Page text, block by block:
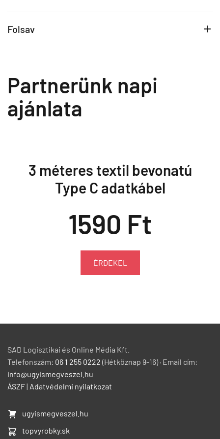
Folsav
Partnerünk napi
ajánlata
3 méteres textil bevonatú
Type C adatkábel
1590 Ft
ÉRDEKEL
SAD Logisztikai és Online Média Kft.
Telefonszám: 06 1 255 0222 (Hétköznap 9-16) · Email cím:
info@ugyismegveszel.hu
ÁSZF| Adatvédelmi nyilatkozat
ugyismegveszel.hu
topvyrobky.sk